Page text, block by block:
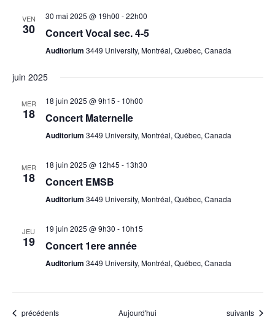
VEN
30
30 mai 2025 @ 19h00 -22h00
Concert Vocal sec. 4-5
Auditorium 3449 University, Montréal, Québec, Canada
juin 2025
MER
18
18 juin 2025 @ 9h15 - 10h00
Concert Maternelle
Auditorium 3449 University, Montréal, Québec, Canada
MER
18
18 juin 2025 @ 12h45 - 13h30
Concert EMSB
Auditorium 3449 University, Montréal, Québec, Canada
JEU
19
19 juin 2025 @ 9h30 - 10h15
Concert 1ere année
Auditorium 3449 University, Montréal, Québec, Canada
Évènements
précédents Aujourd'hui Évènements
suivants